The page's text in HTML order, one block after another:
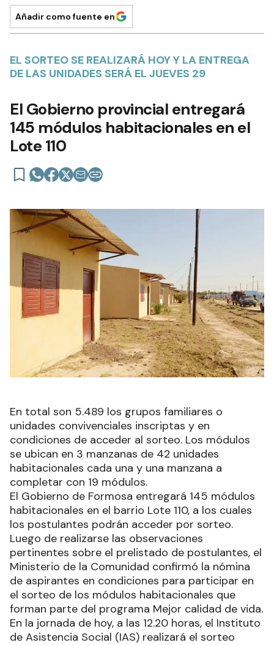
Añadir como fuente en
EL SORTEO SE REALIZARÁ HOY Y LA ENTREGA
DE LAS UNIDADES SERÁ EL JUEVES 29
El Gobierno provincial entregará
145 módulos habitacionales en el
Lote 110
En total son 5.489 los grupos familiares o
unidades convivenciales inscriptas y en
condiciones de acceder al sorteo. Los módulos
se ubican en 3 manzanas de 42 unidades
habitacionales cada una y una manzana a
completar con 19 módulos.
El Gobierno de Formosa entregará 145 módulos
habitacionales en el barrio Lote 110, a los cuales
los postulantes podrán acceder por sorteo.
Luego de realizarse las observaciones
pertinentes sobre el prelistado de postulantes, el
Ministerio de la Comunidad confirmó la nómina
de aspirantes en condiciones para participar en
el sorteo de los módulos habitacionales que
forman parte del programa Mejor calidad de vida.
En la jornada de hoy, a las 12.20 horas, el Instituto
de Asistencia Social (IAS) realizará el sorteo